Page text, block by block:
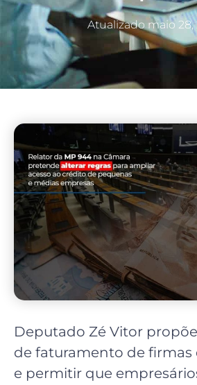
Atualizado maio 28,
Deputado Zé Vitor
de faturamento de
e permitir que